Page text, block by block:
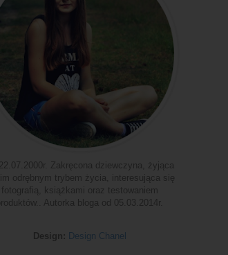
Zakręcona dziewczyna, żyjąca
odrębnym trybem życia, interesująca się
fotografią, książkami oraz testowaniem
Autorka bloga od 05.03.2014r.
Design: Design Chanel